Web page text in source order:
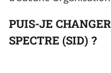
PUIS-JE
SPECTRE (SID) ?